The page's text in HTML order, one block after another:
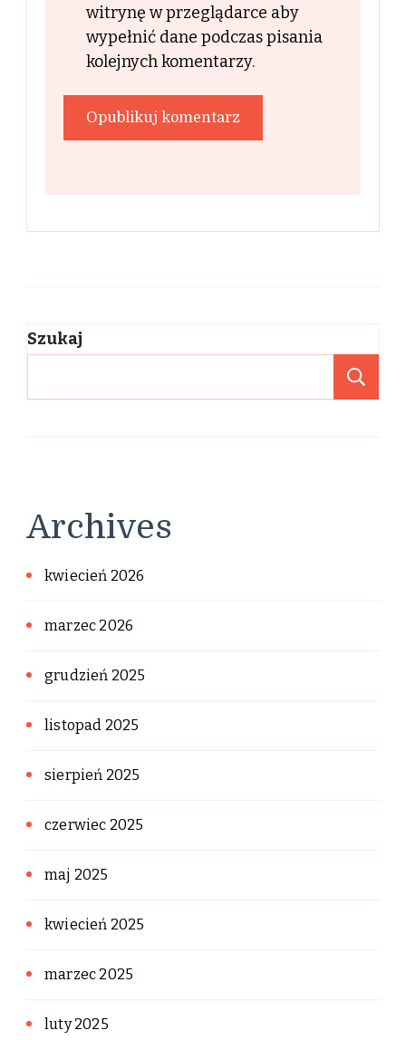
witrynę w przeglądarce aby
wypełnić dane podczas pisania
kolejnych komentarzy.
Szukaj
Archives
kwiecień 2026
marzec 2026
grudzień 2025
listopad 2025
sierpień 2025
czerwiec 2025
maj 2025
kwiecień 2025
marzec 2025
luty 2025